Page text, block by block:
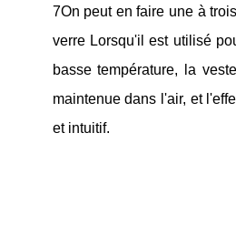
7On peut en faire une à
verre Lorsqu'il est utilisé
basse température, la
maintenue dans l'air, et
et intuitif.